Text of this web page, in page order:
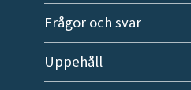
Frågor och svar
Uppehåll